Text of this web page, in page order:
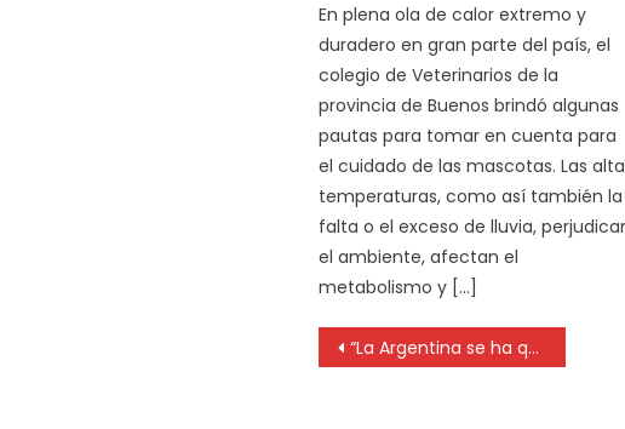
En plena ola de calor extremo y
duradero en gran parte del país, el
colegio de Veterinarios de la
provincia de Buenos brindó algunas
pautas para tomar en cuenta para
el cuidado de las mascotas. Las
temperaturas, como así también la
falta o el exceso de lluvia,
el ambiente, afectan el
metabolismo y […]
“La Argentina se ha quedado sin dólares y los que hay son de los ahorristas”